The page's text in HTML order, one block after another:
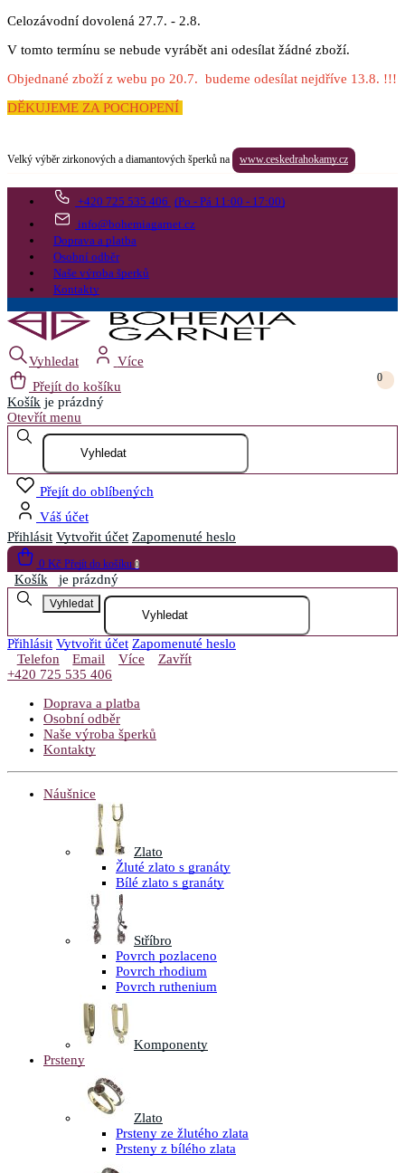
Celozávodní dovolená 27.7. - 2.8.
V tomto termínu se nebude vyrábět ani odesílat žádné zboží.
Objednané zboží z webu po 20.7. budeme odesílat nejdříve 13.8. !!!
DĚKUJEME ZA POCHOPENÍ
Velký výběr zirkonových a diamantových šperků na www.ceskedrahokamy.cz
+420 725 535 406 (Po - Pá 11:00 - 17:00)
info@bohemiagarnet.cz
Doprava a platba
Osobní odběr
Naše výroba šperků
Kontakty
Vyhledat
Více
Přejít do košíku
0
Košík je prázdný
Otevřít menu
Přejít do oblíbených
Váš účet
Přihlásit Vytvořit účet Zapomenuté heslo
0 Kč Přejít do košíku 0
Košík je prázdný
Vyhledat
Přihlásit Vytvořit účet Zapomenuté heslo
Telefon
Email Více
Zavřít
+420 725 535 406
Doprava a platba
Osobní odběr
Naše výroba šperků
Kontakty
Náušnice
Zlato
Žluté zlato s granáty
Bílé zlato s granáty
Stříbro
Povrch pozlaceno
Povrch rhodium
Povrch ruthenium
Komponenty
Prsteny
Zlato
Prsteny ze žlutého zlata
Prsteny z bílého zlata